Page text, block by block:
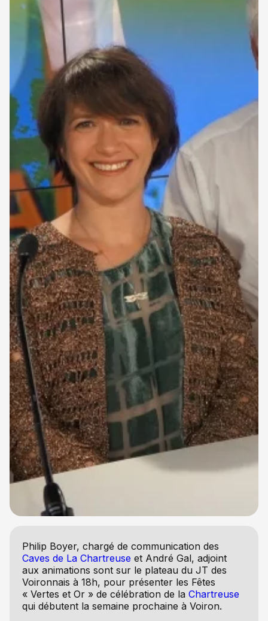
Philip Boyer, chargé de communication des
Caves de La Chartreuse et André Gal, adjoint
aux animations sont sur le plateau du JT des
Voironnais à 18h, pour présenter les Fêtes
« Vertes et Or » de célébration de la Chartreuse
qui débutent la semaine prochaine à Voiron.